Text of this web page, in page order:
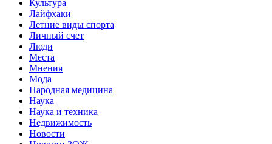
Культура
Лайфхаки
Летние виды спорта
Личный счет
Люди
Места
Мнения
Мода
Народная медицина
Наука
Наука и техника
Недвижимость
Новости